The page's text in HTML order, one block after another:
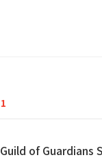
1
[신규 ICO][Coinlist] Guild of